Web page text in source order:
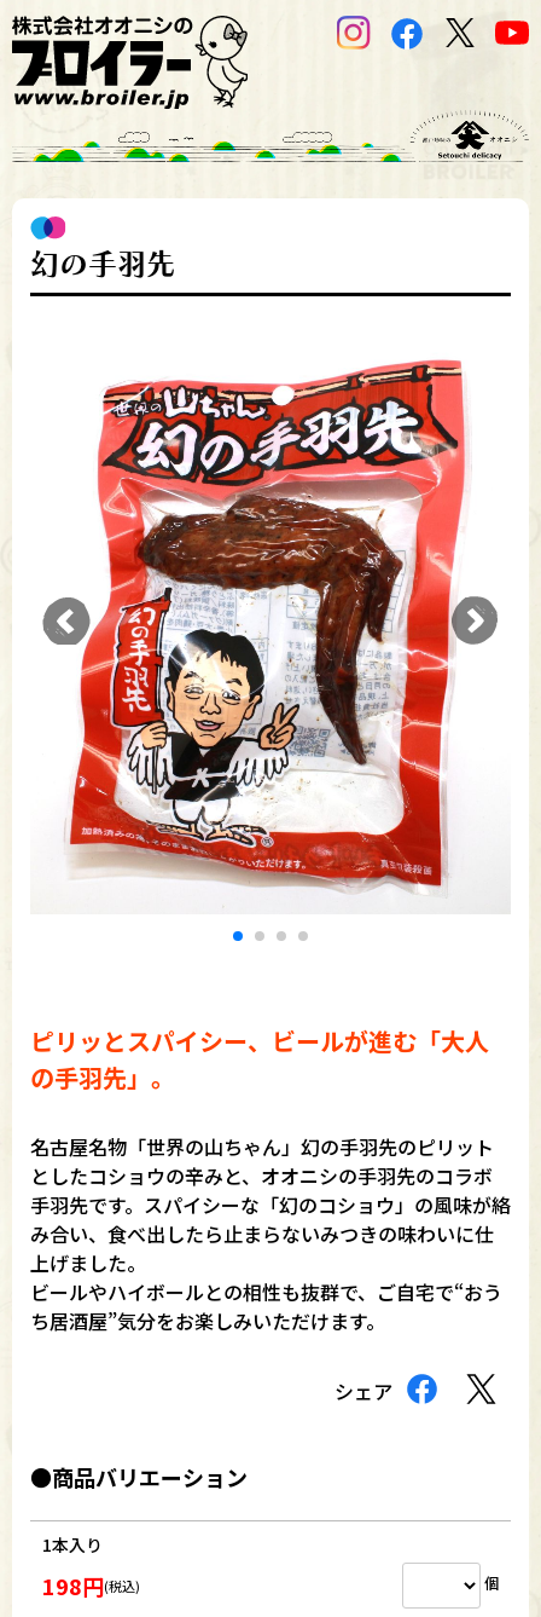
幻の手羽先
ピリッとスパイシー、ビールが進む「大人
の手羽先」。
名古屋名物「世界の山ちゃん」幻の手羽先のピリット
としたコショウの辛みと、オオニシの手羽先のコラボ
手羽先です。スパイシーな「幻のコショウ」の風味が絡
み合い、食べ出したら止まらないみつきの味わいに仕
上げました。
ビールやハイボールとの相性も抜群で、ご自宅で“おう
ち居酒屋”気分をお楽しみいただけます。
シェア
●商品バリエーション
1本入り
198円(税込) 個